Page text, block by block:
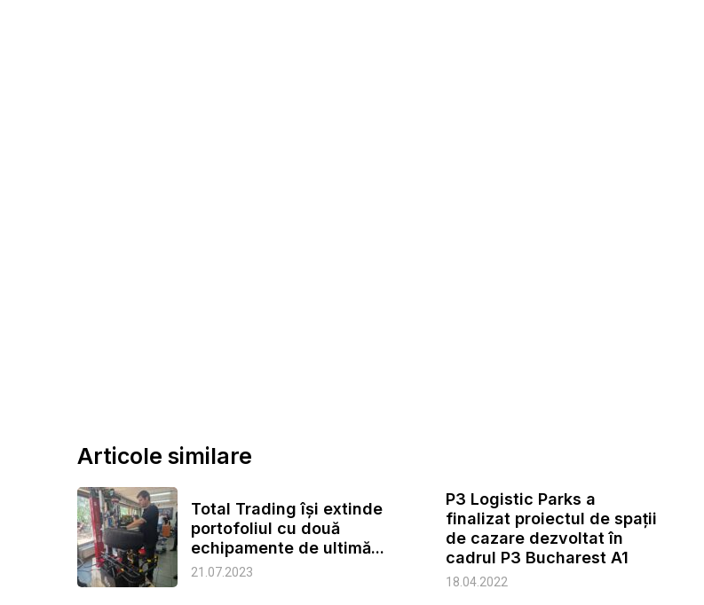
Articole similare
Total Trading își extinde
portofoliul cu două
echipamente de ultimă...
21.07.2023
P3 Logistic Parks a
finalizat proiectul de spații
de cazare dezvoltat în
cadrul P3 Bucharest A1
18.04.2022